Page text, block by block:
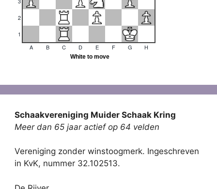
Schaakvereniging Muider Schaak Kring
Meer dan 65 jaar actief op 64 velden
Vereniging zonder winstoogmerk. Ingeschreven
in KvK, nummer 32.102513.